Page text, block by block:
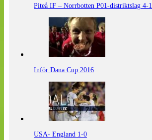
Piteå IF – Norrbotten P01-distriktslag 4-1
Inför Dana Cup 2016
USA- England 1-0